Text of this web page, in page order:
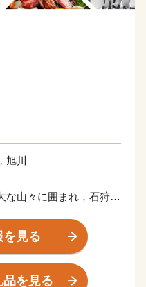
旭川
な山々に囲まれ，石狩川
肥沃な大地から生み出さ
呼ばれる洗練された酒造
を見る
を見る